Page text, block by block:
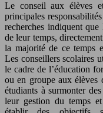
Le conseil aux élèves
principales
recherches indiquent
de leur temps,
la majorité de ce temps
Les conseillers scolaires
le cadre de l’éducation
ou en groupe aux élèves
étudiants à surmonter
leur gestion du temps et